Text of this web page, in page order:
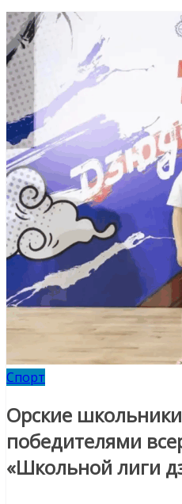
Спорт
Орские
победителями
«Школьной лиги